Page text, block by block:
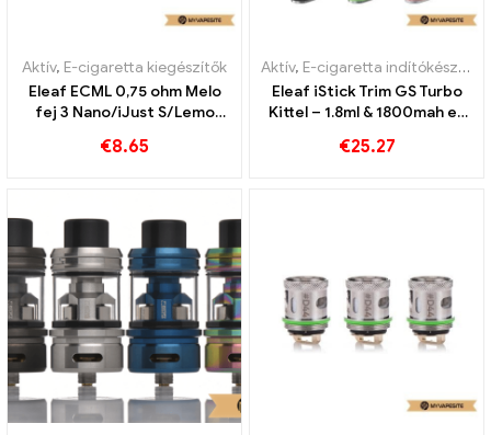
Aktív, E-cigaretta kiegészítők
Eleaf ECML 0,75 ohm Melo
fej 3 Nano/iJust S/Lemo
3/Melo 2/Melo
€8.65
Aktív, E-cigaretta indítókészlet
Eleaf iStick Trim GS Turbo
Kittel – 1.8ml & 1800mah e-
nagykereskedelem丨Egyedi
€25.27